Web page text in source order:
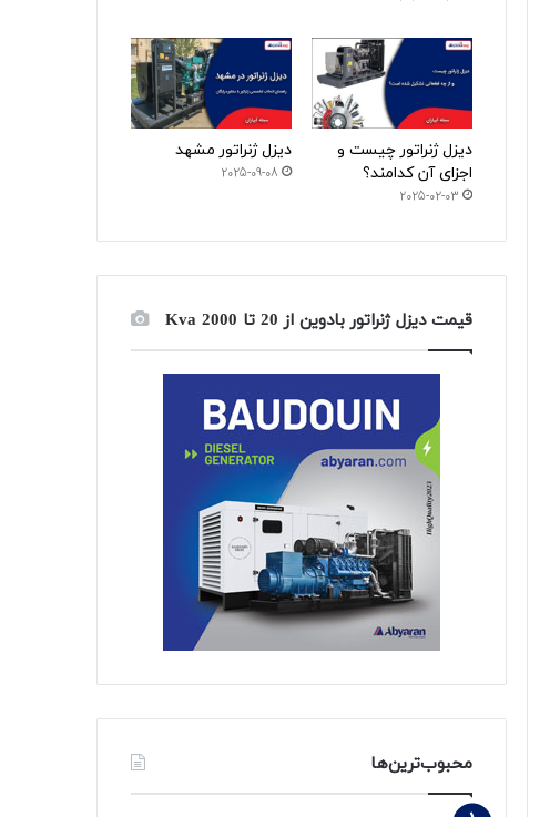
دیزل ژنراتور چیست و
اجزای آن کدامند؟
2025-02-03
دیزل ژنراتور مشهد
2025-09-08
قیمت دیزل ژنراتور بادوین از 20 تا 2000 Kva
محبوب‌ترین‌ها